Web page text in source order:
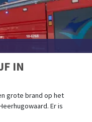
IN
grote brand op het
Er is